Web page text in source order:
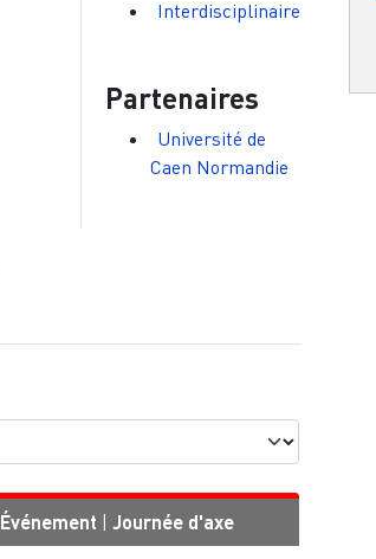
Interdisciplinaire
Partenaires
Université de
Caen Normandie
Événement |Journée d'axe